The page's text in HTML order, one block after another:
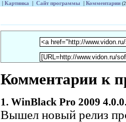
Картинка Сайт программы Комментарии
Комментарии к
1. WinBlack Pro 2009
Вышел новый релиз